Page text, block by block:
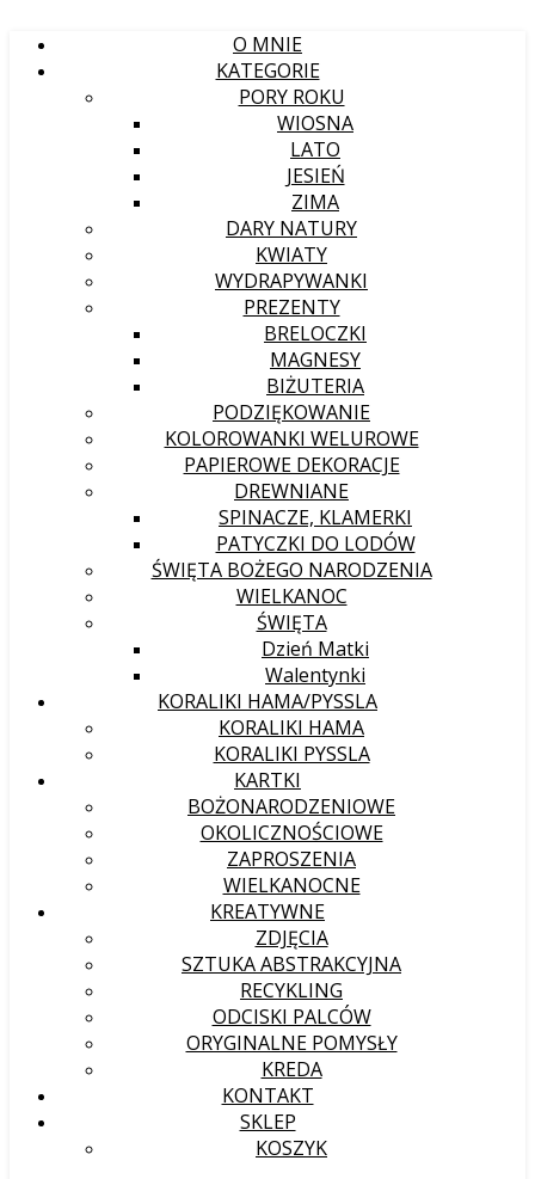
O MNIE
KATEGORIE
PORY ROKU
WIOSNA
LATO
JESIEŃ
ZIMA
DARY NATURY
KWIATY
WYDRAPYWANKI
PREZENTY
BRELOCZKI
MAGNESY
BIŻUTERIA
PODZIĘKOWANIE
KOLOROWANKI WELUROWE
PAPIEROWE DEKORACJE
DREWNIANE
SPINACZE, KLAMERKI
PATYCZKI DO LODÓW
ŚWIĘTA BOŻEGO NARODZENIA
WIELKANOC
ŚWIĘTA
Dzień Matki
Walentynki
KORALIKI HAMA/PYSSLA
KORALIKI HAMA
KORALIKI PYSSLA
KARTKI
BOŻONARODZENIOWE
OKOLICZNOŚCIOWE
ZAPROSZENIA
WIELKANOCNE
KREATYWNE
ZDJĘCIA
SZTUKA ABSTRAKCYJNA
RECYKLING
ODCISKI PALCÓW
ORYGINALNE POMYSŁY
KREDA
KONTAKT
SKLEP
KOSZYK